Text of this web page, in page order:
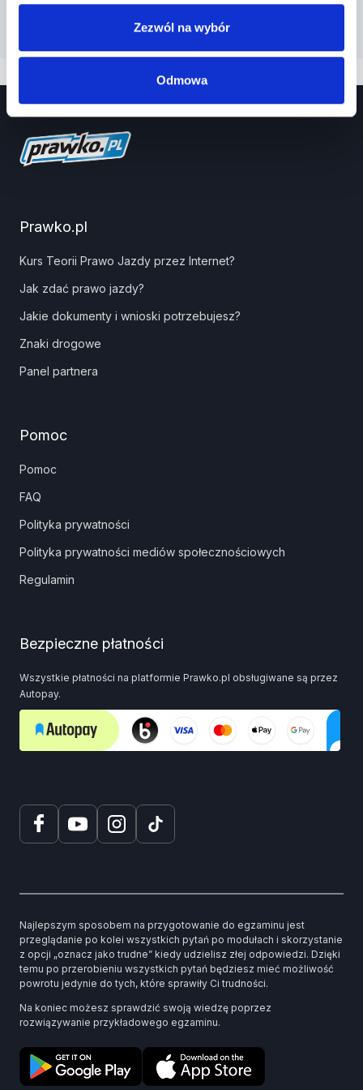
Zezwól na wybór
Odmowa
Prawko.pl
Kurs Teorii Prawo Jazdy przez Internet?
Jak zdać prawo jazdy?
Jakie dokumenty i wnioski potrzebujesz?
Znaki drogowe
Panel partnera
Pomoc
Pomoc
FAQ
Polityka prywatności
Polityka prywatności mediów społecznościowych
Regulamin
Bezpieczne płatności
Wszystkie płatności na platformie Prawko.pl obsługiwane są przez
Autopay.
Najlepszym sposobem na przygotowanie do egzaminu jest
przeglądanie po kolei wszystkich pytań po modułach i skorzystanie
z opcji „oznacz jako trudne” kiedy udzielisz złej odpowiedzi. Dzięki
temu po przerobieniu wszystkich pytań będziesz mieć możliwość
powrotu jedynie do tych, które sprawiły Ci trudności.
Na koniec możesz sprawdzić swoją wiedzę poprzez
rozwiązywanie przykładowego egzaminu.